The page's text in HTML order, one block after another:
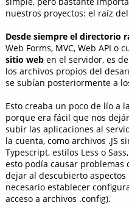
nuestros proyectos: el raíz
Desde siempre el directorio
Web Forms, MVC, Web API o
sitio weben el servidor, es
los archivos propios del
se subían posteriormente a
Esto creaba un poco de lío a
porque era fácil que nos
subir las aplicaciones al
la cuenta, como archivos .JS
Typescript, estilos Less o
esto podía causar problemas
dejar al descubierto
necesario establecer
acceso a archivos .config).